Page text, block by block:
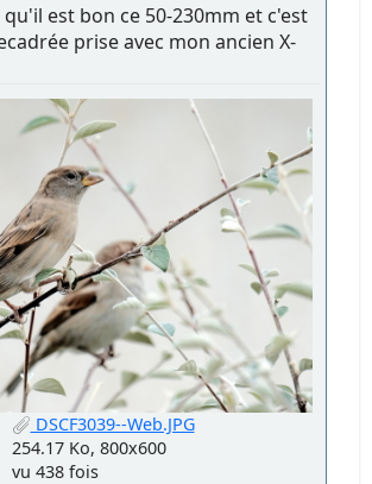
est bon ce 50-230mm et c'est
prise avec mon ancien X-
DSCF3039--Web.JPG
254.17 Ko, 800x600
vu 438 fois